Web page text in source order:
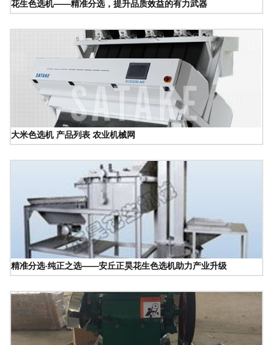
花生色选机——精准分选，提升品质效益的有力武器
大米色选机 产品列表 农业机械网
精准分选·纯正之选——安丘正昊花生色选机助力产业升级